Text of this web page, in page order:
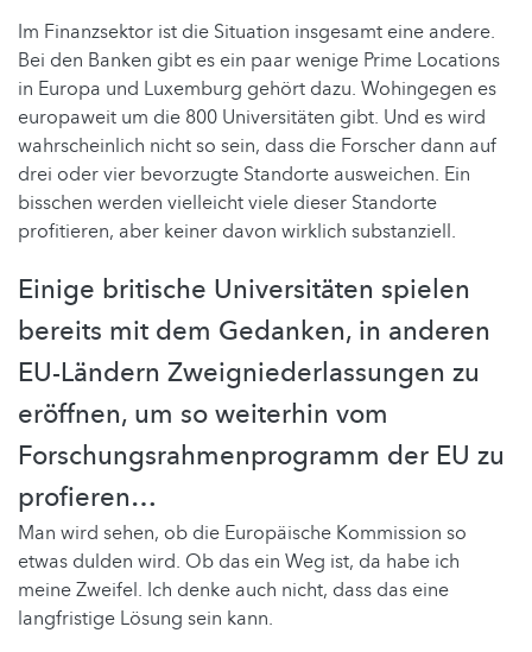
Im Finanzsektor ist die Situation insgesamt eine andere.
Bei den Banken gibt es ein paar wenige Prime Locations
in Europa und Luxemburg gehört dazu. Wohingegen es
europaweit um die 800 Universitäten gibt. Und es wird
wahrscheinlich nicht so sein, dass die Forscher dann auf
drei oder vier bevorzugte Standorte ausweichen. Ein
bisschen werden vielleicht viele dieser Standorte
profitieren, aber keiner davon wirklich substanziell.
Einige britische Universitäten spielen
bereits mit dem Gedanken, in anderen
EU-Ländern Zweigniederlassungen zu
eröffnen, um so weiterhin vom
Forschungsrahmenprogramm der EU zu
profieren…
Man wird sehen, ob die Europäische Kommission so
etwas dulden wird. Ob das ein Weg ist, da habe ich
meine Zweifel. Ich denke auch nicht, dass das eine
langfristige Lösung sein kann.